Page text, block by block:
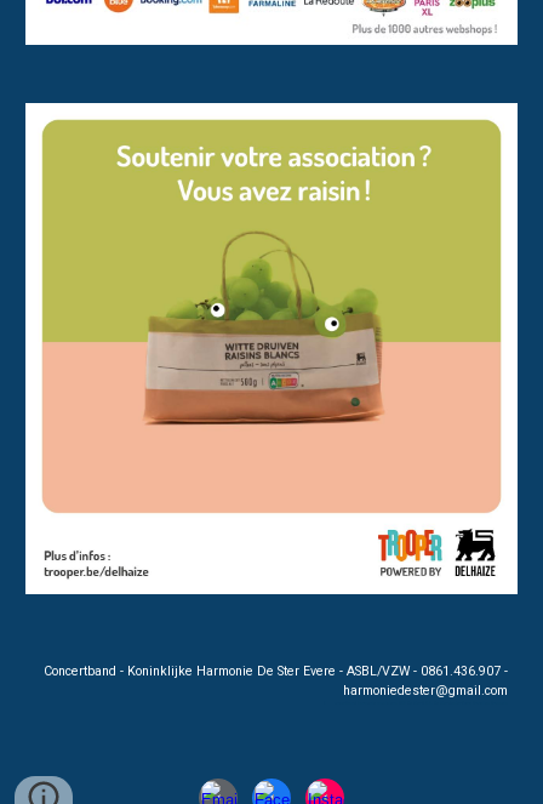
Concertband - Koninklijke Harmonie De Ster Evere - ASBL/VZW - 0861.436.907 -
harmoniedester@gmail.com